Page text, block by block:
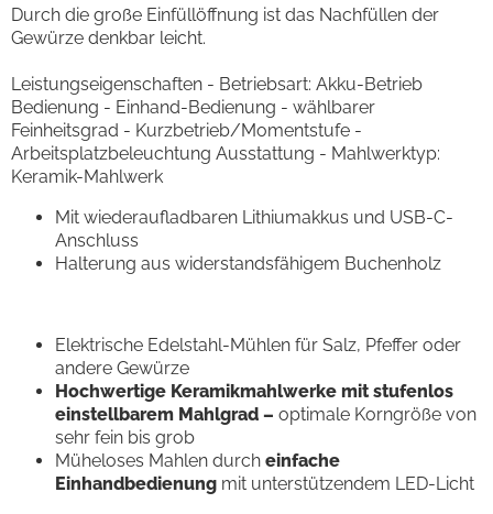
Durch die große Einfüllöffnung ist das Nachfüllen der
Gewürze denkbar leicht.
Leistungseigenschaften - Betriebsart: Akku-Betrieb
Bedienung - Einhand-Bedienung - wählbarer
Feinheitsgrad - Kurzbetrieb/Momentstufe -
Arbeitsplatzbeleuchtung Ausstattung - Mahlwerktyp:
Keramik-Mahlwerk
Mit wiederaufladbaren Lithiumakkus und USB-C-
Anschluss
Halterung aus widerstandsfähigem Buchenholz
Elektrische Edelstahl-Mühlen für Salz, Pfeffer oder
andere Gewürze
Hochwertige Keramikmahlwerke mit stufenlos
einstellbarem Mahlgrad – optimale Korngröße von
sehr fein bis grob
Müheloses Mahlen durch einfache
Einhandbedienung mit unterstützendem LED-Licht